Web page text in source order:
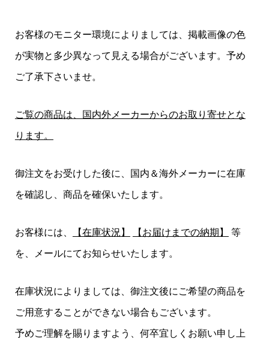
お客様のモニター環境によりましては、掲載画像の色
が実物と多少異なって見える場合がございます。予め
ご了承下さいませ。
ご覧の商品は、国内外メーカーからのお取り寄せとな
ります。
御注文をお受けした後に、国内＆海外メーカーに在庫
を確認し、商品を確保いたします。
お客様には、 【在庫状況】 【お届けまでの納期】 等
を、メールにてお知らせいたします。
在庫状況によりましては、御注文後にご希望の商品を
ご用意することができない場合もございます。
予めご理解を賜りますよう、何卒宜しくお願い申し上